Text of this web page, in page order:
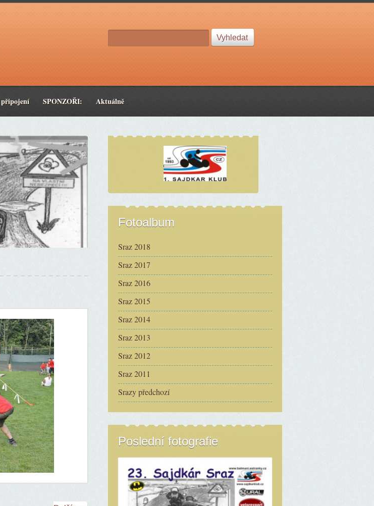
SPONZOŘI: Aktuálně
Fotoalbum
Sraz 2018
Sraz 2017
Sraz 2016
Sraz 2015
Sraz 2014
Sraz 2013
Sraz 2012
Sraz 2011
Srazy předchozí
Poslední fotografie